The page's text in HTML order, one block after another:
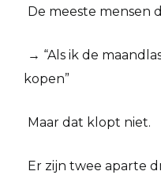
De meeste mensen
→ “Als ik de
kopen”
Maar dat klopt niet.
Er zijn twee aparte